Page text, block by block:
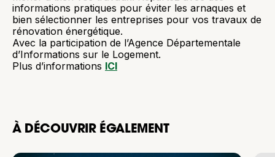
informations pratiques pour éviter les arnaques et
bien sélectionner les entreprises pour vos travaux de
rénovation énergétique.
Avec la participation de l’Agence Départementale
d’Informations sur le Logement.
Plus d’informations ICI
À DÉCOUVRIR ÉGALEMENT